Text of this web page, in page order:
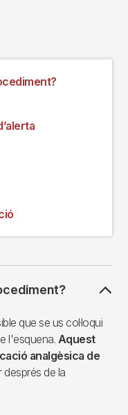
que se us col·loqui
l'esquena. Aquest
analgèsica de
després de la